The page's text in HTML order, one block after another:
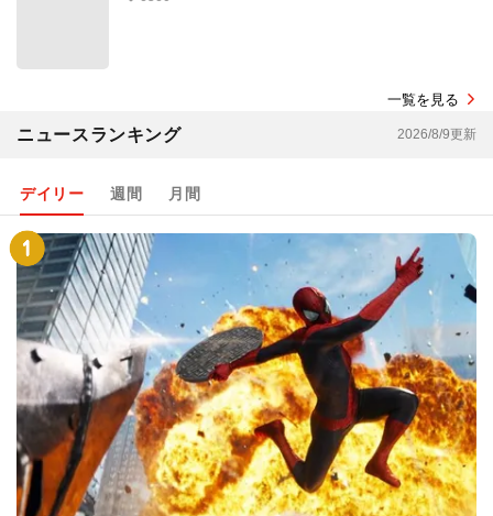
一覧を見る
ニュースランキング 2026/8/9更新
デイリー 週間 月間